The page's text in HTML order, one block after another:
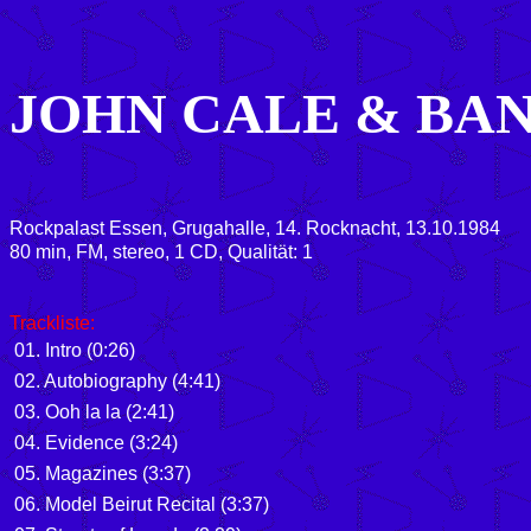
JOHN CALE &
Rockpalast Essen, Grugahalle, 14. Rocknacht, 13.10.1984
80 min, FM, stereo, 1 CD, Qualität: 1
Trackliste:
01. Intro(0:26)
02.Autobiography(4:41)
03. Ooh la la(2:41)
04. Evidence (3:24)
05. Magazines(3:37)
06.Model Beirut Recital (3:37)